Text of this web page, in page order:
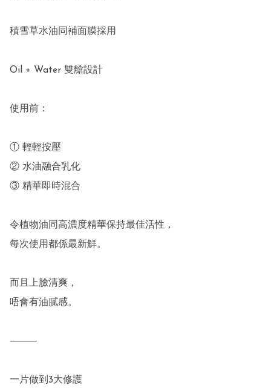
積雪草水油同補面膜採用
Oil + Water 雙艙設計
使用前：
① 輕輕按壓
② 水油融合乳化
③ 精華即時混合
令植物油同高濃度精華保持最佳活性，
每次使用都係最新鮮。
而且上臉清爽，
唔會有油膩感。
⸻
一片做到3大修護